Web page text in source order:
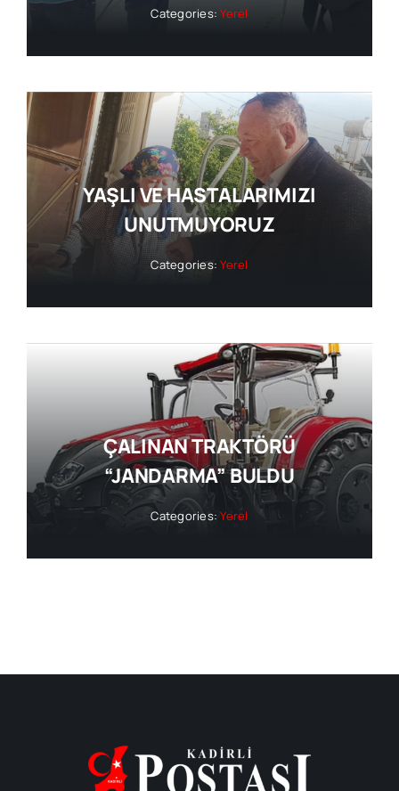
Categories:Yerel
YAŞLI VE HASTALARIMIZI
UNUTMUYORUZ
Categories:Yerel
ÇALINAN TRAKTÖRÜ
“JANDARMA” BULDU
Categories:Yerel